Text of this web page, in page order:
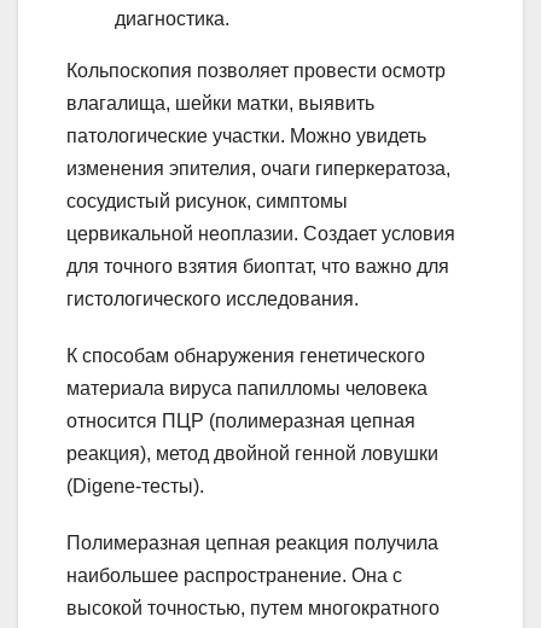
диагностика.
Кольпоскопия позволяет провести осмотр
влагалища, шейки матки, выявить
патологические участки. Можно увидеть
изменения эпителия, очаги гиперкератоза,
сосудистый рисунок, симптомы
цервикальной неоплазии. Создает условия
для точного взятия биоптат, что важно для
гистологического исследования.
К способам обнаружения генетического
материала вируса папилломы человека
относится ПЦР (полимеразная цепная
реакция), метод двойной генной ловушки
(Digene-тесты).
Полимеразная цепная реакция получила
наибольшее распространение. Она с
высокой точностью, путем многократного